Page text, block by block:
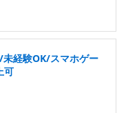
経験OK/スマホゲー
可